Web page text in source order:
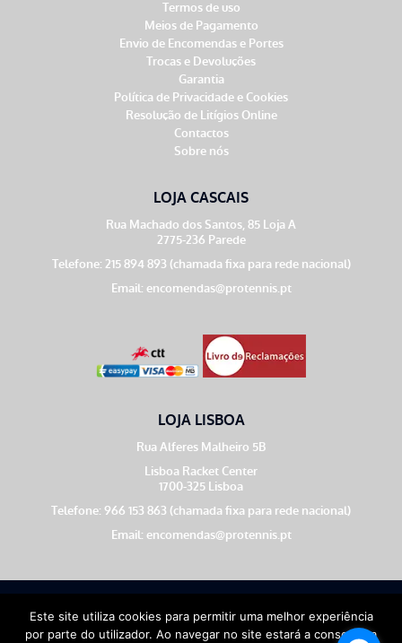
Termos de uso
Meios de Pagamento
Envio de Encomendas e Portes
Trocas e Devoluções
Garantia
Política de Privacidade e Cookies
Resolução de Litígios Online
Contactos
Sobre nós
LOJA CASCAIS
Rua Machado dos Santos, 85 Loja A
2775-236 Parede
Telefone: 215 894 893 (chamada fixa para rede nacional)
Email: encomendas@protennis.pt
LOJA LISBOA
Rua Alferes Malheiro 5B
Lisboa Racket Center
1700-325 Lisboa
Telefone: 966 153 863 (chamada fixa para rede nacional)
Email: encomendas@protennis.pt
Este site utiliza cookies para permitir uma melhor experiência
por parte do utilizador. Ao navegar no site estará a consentir a